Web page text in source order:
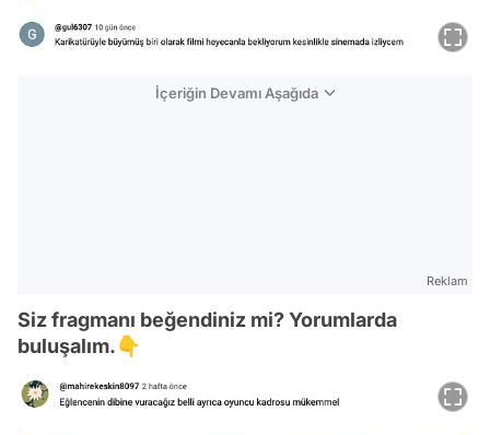
İçeriğin Devamı Aşağıda
Reklam
Siz fragmanı beğendiniz mi? Yorumlarda
buluşalım.👇
Gündem